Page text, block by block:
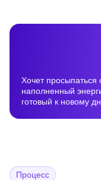
Хочет просыпаться
наполненный
готовый к новому
Процесс